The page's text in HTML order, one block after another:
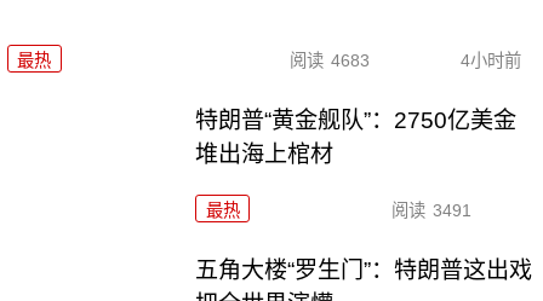
最热 阅读 4683 4小时前
特朗普“黄金舰队”：2750亿美金
堆出海上棺材
最热 阅读 3491
五角大楼“罗生门”：特朗普这出戏